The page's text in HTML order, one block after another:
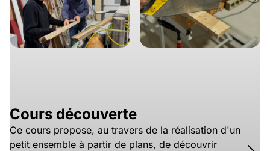
Cours découverte
Ce cours propose, au travers de la réalisation d'un
petit ensemble à partir de plans, de découvrir